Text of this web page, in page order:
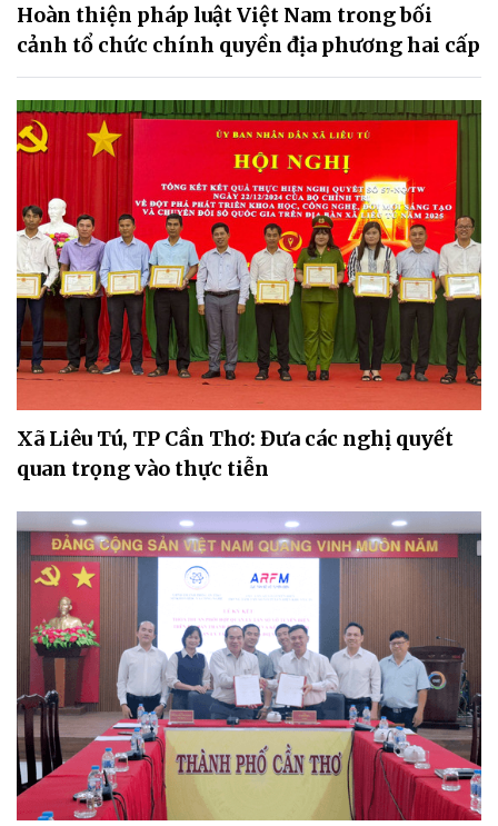
Hoàn thiện pháp luật Việt Nam trong bối
cảnh tổ chức chính quyền địa phương hai cấp
Xã Liêu Tú, TP Cần Thơ: Đưa các nghị quyết
quan trọng vào thực tiễn